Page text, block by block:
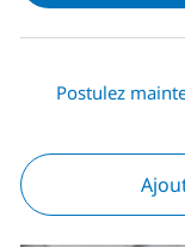
Postulez